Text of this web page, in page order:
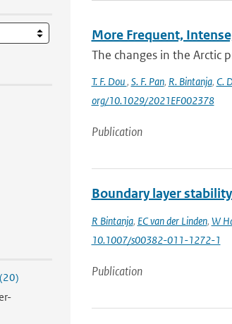
(20)
More Frequent,
The changes in the Arctic
T. F. Dou, S. F. Pan, R. Bintanja, C.
org/10.1029/2021EF002378
Publication
Boundary layer
R Bintanja, EC van der Linden, W
10.1007/s00382-011-1272-1
Publication